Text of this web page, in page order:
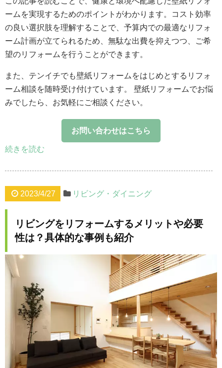
ームを実現するためのポイントがわかります。コスト効率
の良い選択肢を理解することで、予算内での最適なリフォ
ーム計画が立てられるため、無駄な出費を抑えつつ、ご希
望のリフォームを行うことができます。
また、テンイチでも壁紙リフォームをはじめとするリフォ
ーム相談を随時受け付けています。 壁紙リフォームでお悩
みでしたら、お気軽にご相談ください。
お問い合わせはこちら
続きを読む
2023/4/27 リビング・ダイニング
リビングをリフォームするメリットや必要
性は？具体的な事例も紹介